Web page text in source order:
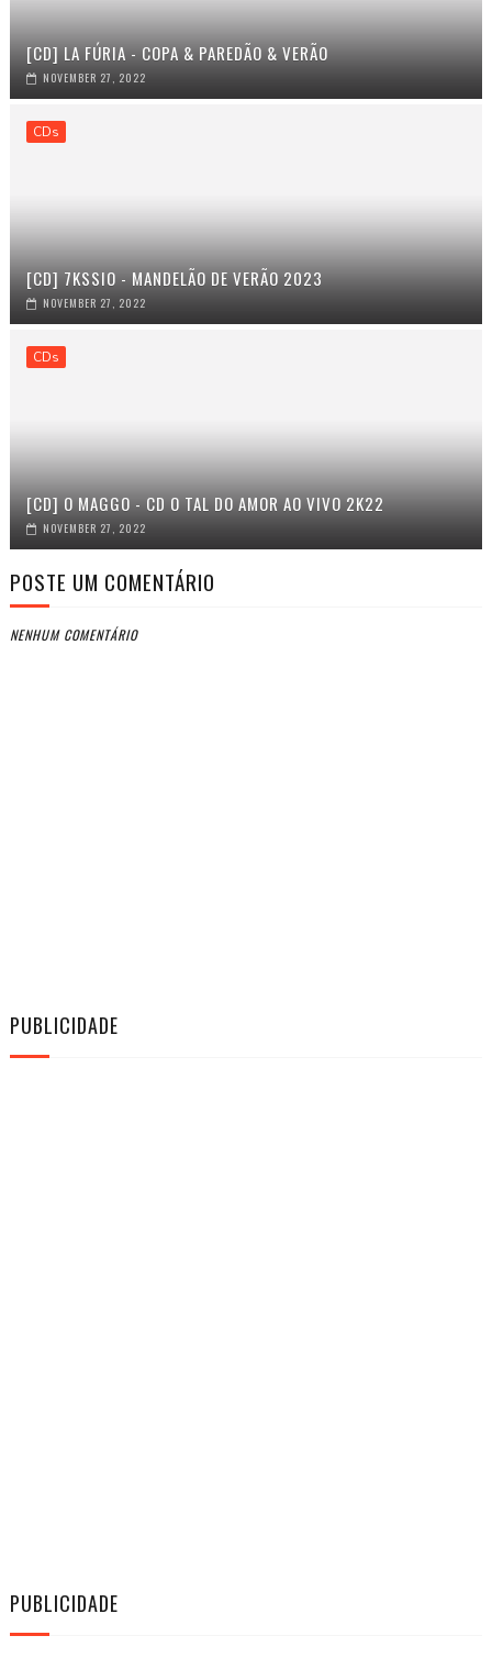
[CD] LA FÚRIA - COPA & PAREDÃO & VERÃO
NOVEMBER 27, 2022
CDs
[CD] 7KSSIO - MANDELÃO DE VERÃO 2023
NOVEMBER 27, 2022
CDs
[CD] O MAGGO - CD O TAL DO AMOR AO VIVO 2K22
NOVEMBER 27, 2022
POSTE UM COMENTÁRIO
NENHUM COMENTÁRIO
PUBLICIDADE
PUBLICIDADE